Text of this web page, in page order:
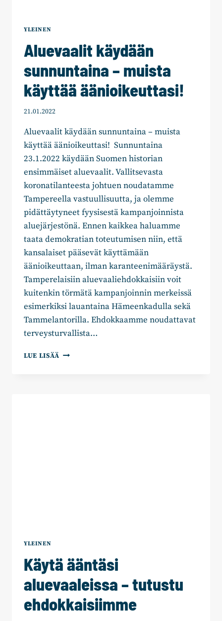
YLEINEN
Aluevaalit käydään
sunnuntaina – muista
käyttää äänioikeuttasi!
21.01.2022
Aluevaalit käydään sunnuntaina – muista
käyttää äänioikeuttasi! Sunnuntaina
23.1.2022 käydään Suomen historian
ensimmäiset aluevaalit. Vallitsevasta
koronatilanteesta johtuen noudatamme
Tampereella vastuullisuutta, ja olemme
pidättäytyneet fyysisestä kampanjoinnista
aluejärjestönä. Ennen kaikkea haluamme
taata demokratian toteutumisen niin, että
kansalaiset pääsevät käyttämään
äänioikeuttaan, ilman karanteenimääräystä.
Tamperelaisiin aluevaaliehdokkaisiin voit
kuitenkin törmätä kampanjoinnin merkeissä
esimerkiksi lauantaina Hämeenkadulla sekä
Tammelantorilla. Ehdokkaamme noudattavat
terveysturvallista…
LUE LISÄÄ ALUEVAALIT
YLEINEN
Käytä ääntäsi
aluevaaleissa – tutustu
ehdokkaisiimme